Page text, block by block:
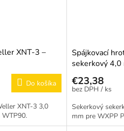
XNT-3 –
Do košíka
XNT-3 3,0
WTP90.
Spájkovací
sekerkový 4,0
€23,38
/ ks
Sekerkový
mm pre WXPP